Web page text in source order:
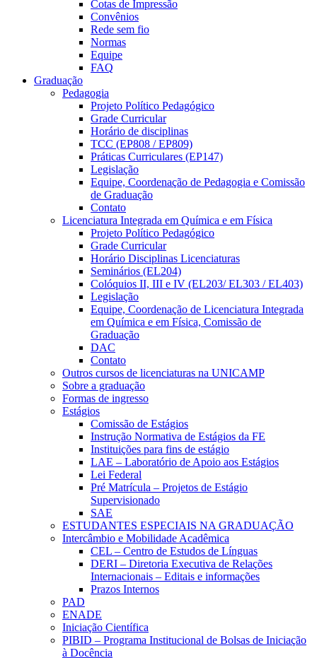
Cotas de Impressão
Convênios
Rede sem fio
Normas
Equipe
FAQ
Graduação
Pedagogia
Projeto Político Pedagógico
Grade Curricular
Horário de disciplinas
TCC (EP808 / EP809)
Práticas Curriculares (EP147)
Legislação
Equipe, Coordenação de Pedagogia e Comissão
de Graduação
Contato
Licenciatura Integrada em Química e em Física
Projeto Político Pedagógico
Grade Curricular
Horário Disciplinas Licenciaturas
Seminários (EL204)
Colóquios II, III e IV (EL203/ EL303 / EL403)
Legislação
Equipe, Coordenação de Licenciatura Integrada
em Química e em Física, Comissão de
Graduação
DAC
Contato
Outros cursos de licenciaturas na UNICAMP
Sobre a graduação
Formas de ingresso
Estágios
Comissão de Estágios
Instrução Normativa de Estágios da FE
Instituições para fins de estágio
LAE – Laboratório de Apoio aos Estágios
Lei Federal
Pré Matrícula – Projetos de Estágio
Supervisionado
SAE
ESTUDANTES ESPECIAIS NA GRADUAÇÃO
Intercâmbio e Mobilidade Acadêmica
CEL – Centro de Estudos de Línguas
DERI – Diretoria Executiva de Relações
Internacionais – Editais e informações
Prazos Internos
PAD
ENADE
Iniciação Científica
PIBID – Programa Institucional de Bolsas de Iniciação
à Docência